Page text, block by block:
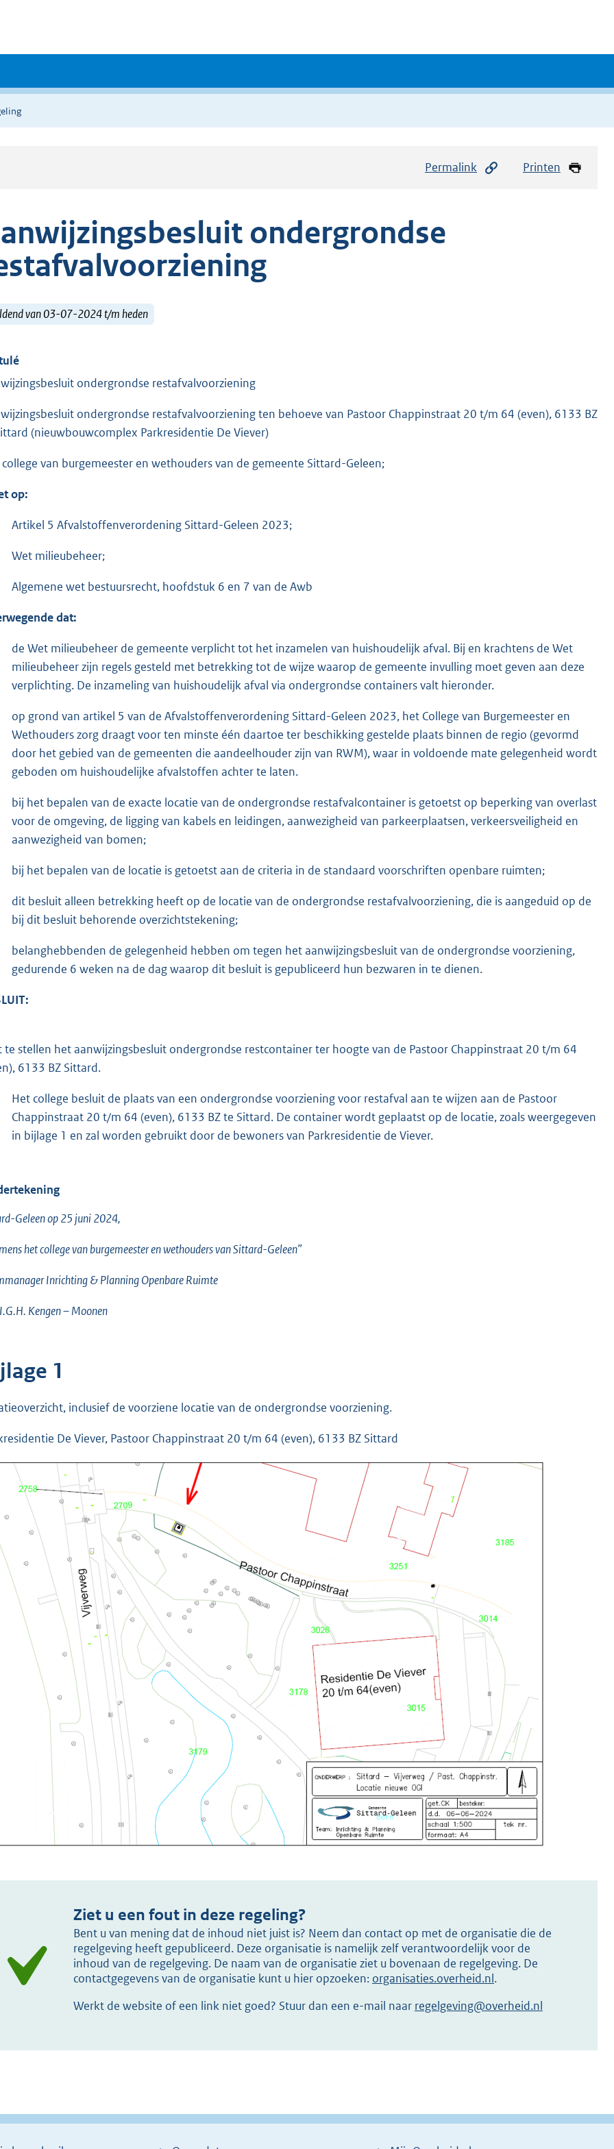
Permalink Printen
ondergrondse
van 03-07-2024 t/m heden
ondergrondse restafvalvoorziening
ondergrondse restafvalvoorziening ten behoeve van Pastoor Chappinstraat 20 t/m 64 (even), 6133 BZ
(nieuwbouwcomplex Parkresidentie De Viever)
van burgemeester en wethouders van de gemeente Sittard-Geleen;
op:
Artikel 5 Afvalstoffenverordening Sittard-Geleen 2023;
Wet milieubeheer;
Algemene wet bestuursrecht, hoofdstuk 6 en 7 van de Awb
dat:
de Wet milieubeheer de gemeente verplicht tot het inzamelen van huishoudelijk afval. Bij en krachtens de Wet
milieubeheer zijn regels gesteld met betrekking tot de wijze waarop de gemeente invulling moet geven aan deze
verplichting. De inzameling van huishoudelijk afval via ondergrondse containers valt hieronder.
op grond van artikel 5 van de Afvalstoffenverordening Sittard-Geleen 2023, het College van Burgemeester en
Wethouders zorg draagt voor ten minste één daartoe ter beschikking gestelde plaats binnen de regio (gevormd
door het gebied van de gemeenten die aandeelhouder zijn van RWM), waar in voldoende mate gelegenheid wordt
geboden om huishoudelijke afvalstoffen achter te laten.
bij het bepalen van de exacte locatie van de ondergrondse restafvalcontainer is getoetst op beperking van overlast
voor de omgeving, de ligging van kabels en leidingen, aanwezigheid van parkeerplaatsen, verkeersveiligheid en
aanwezigheid van bomen;
bij het bepalen van de locatie is getoetst aan de criteria in de standaard voorschriften openbare ruimten;
dit besluit alleen betrekking heeft op de locatie van de ondergrondse restafvalvoorziening, die is aangeduid op de
bij dit besluit behorende overzichtstekening;
belanghebbenden de gelegenheid hebben om tegen het aanwijzingsbesluit van de ondergrondse voorziening,
gedurende 6 weken na de dag waarop dit besluit is gepubliceerd hun bezwaren in te dienen.
te stellen het aanwijzingsbesluit ondergrondse restcontainer ter hoogte van de Pastoor Chappinstraat 20 t/m 64
6133 BZ Sittard.
Het college besluit de plaats van een ondergrondse voorziening voor restafval aan te wijzen aan de Pastoor
Chappinstraat 20 t/m 64 (even), 6133 BZ te Sittard. De container wordt geplaatst op de locatie, zoals weergegeven
in bijlage 1 en zal worden gebruikt door de bewoners van Parkresidentie de Viever.
Geleen op 25 juni 2024,
het college van burgemeester en wethouders van Sittard-Geleen”
Inrichting & Planning Openbare Ruimte
Kengen – Moonen
1
inclusief de voorziene locatie van de ondergrondse voorziening.
De Viever, Pastoor Chappinstraat 20 t/m 64 (even), 6133 BZ Sittard
Ziet u een fout in deze regeling?
Bent u van mening dat de inhoud niet juist is? Neem dan contact op met de organisatie die de
regelgeving heeft gepubliceerd. Deze organisatie is namelijk zelf verantwoordelijk voor de
inhoud van de regelgeving. De naam van de organisatie ziet u bovenaan de regelgeving. De
contactgegevens van de organisatie kunt u hier opzoeken: organisaties.overheid.nl.
Werkt de website of een link niet goed? Stuur dan een e-mail naar regelgeving@overheid.nl